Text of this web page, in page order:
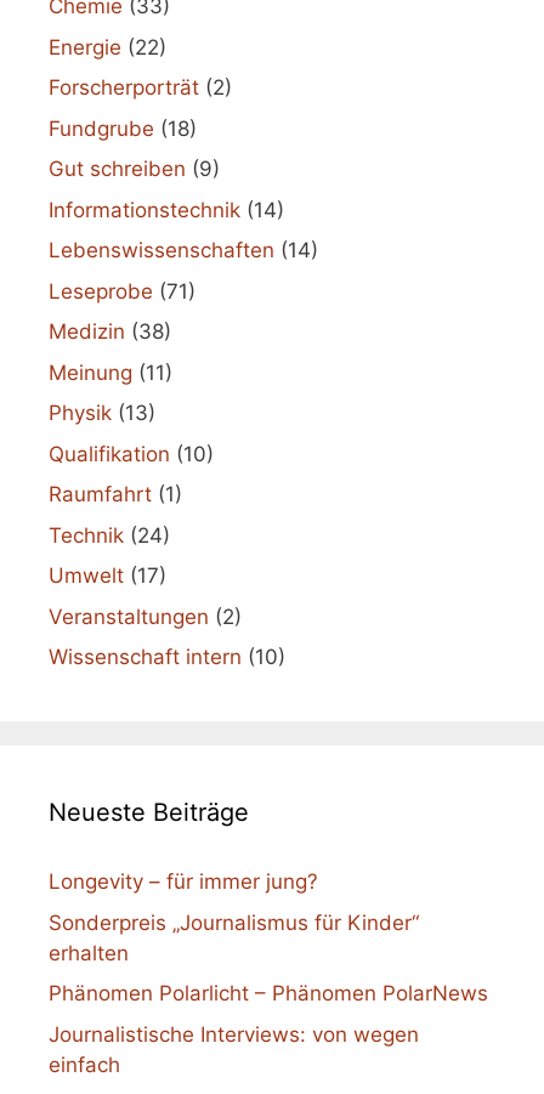
Chemie (33)
Energie (22)
Forscherporträt (2)
Fundgrube (18)
Gut schreiben (9)
Informationstechnik (14)
Lebenswissenschaften (14)
Leseprobe (71)
Medizin (38)
Meinung (11)
Physik (13)
Qualifikation (10)
Raumfahrt (1)
Technik (24)
Umwelt (17)
Veranstaltungen (2)
Wissenschaft intern (10)
Neueste Beiträge
Longevity – für immer jung?
Sonderpreis „Journalismus für Kinder“
erhalten
Phänomen Polarlicht – Phänomen PolarNews
Journalistische Interviews: von wegen
einfach